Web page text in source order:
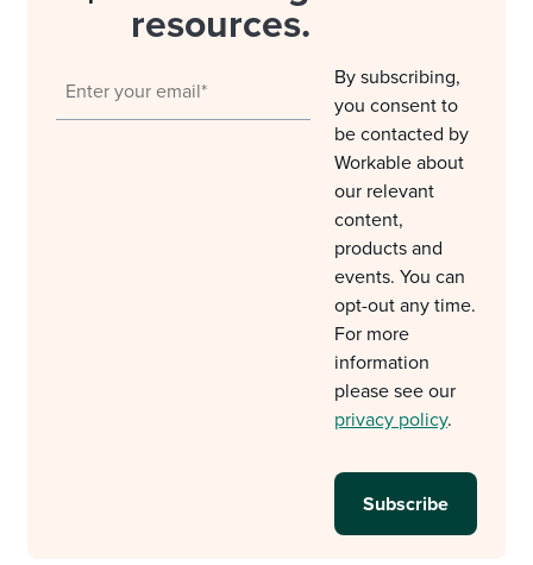
resources.
By subscribing,
you consent to
be contacted by
Workable about
our relevant
content,
products and
events. You can
opt-out any time.
For more
information
please see our
privacy policy.